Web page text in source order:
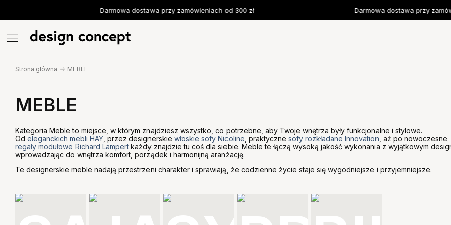
Darmowa dostawa przy zamówieniach od 300 zł Darmowa dostawa przy
Strona główna MEBLE
MEBLE
Kategoria Meble to miejsce, w którym znajdziesz wszystko, co potrzebne, aby Twoje wnętrza były funkcjonalne i stylowe.
Od eleganckich mebli HAY , przez designerskie włoskie sofy Nicoline , praktyczne sofy rozkładane Innovation , aż po nowoczesne
regały modułowe Richard Lampert każdy znajdzie tu coś dla siebie. Meble te łączą wysoką jakość wykonania z wyjątkowym
wprowadzając do wnętrza komfort, porządek i harmonijną aranżację.
Te designerskie meble nadają przestrzeni charakter i sprawiają, że codzienne życie staje się wygodniejsze i przyjemniejsze.